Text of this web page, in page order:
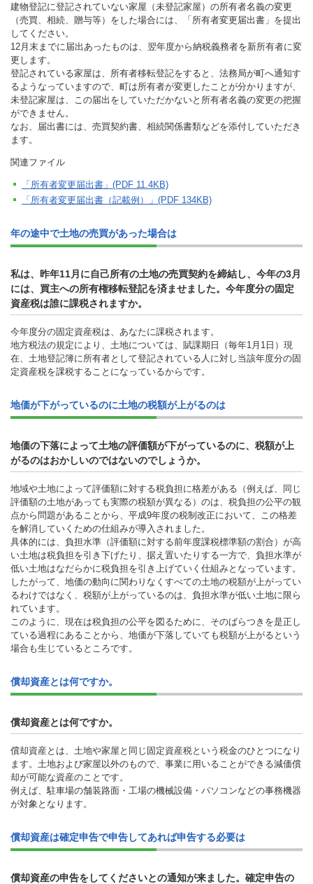
建物登記に登記されていない家屋（未登記家屋）の所有者名義の変更
（売買、相続、贈与等）をした場合には、「所有者変更届出書」を提出
してください。
12月末までに届出あったものは、翌年度から納税義務者を新所有者に変
更します。
登記されている家屋は、所有者移転登記をすると、法務局が町へ通知す
るようなっていますので、町は所有者が変更したことが分かりますが、
未登記家屋は、この届出をしていただかないと所有者名義の変更の把握
ができません。
なお、届出書には、売買契約書、相続関係書類などを添付していただき
ます。
関連ファイル
「所有者変更届出書」(PDF 11.4KB)
「所有者変更届出書（記載例）」(PDF 134KB)
年の途中で土地の売買があった場合は
私は、昨年11月に自己所有の土地の売買契約を締結し、今年の3月
には、買主への所有権移転登記を済ませました。今年度分の固定
資産税は誰に課税されますか。
今年度分の固定資産税は、あなたに課税されます。
地方税法の規定により、土地については、賦課期日（毎年1月1日）現
在、土地登記簿に所有者として登記されている人に対し当該年度分の固
定資産税を課税することになっているからです。
地価が下がっているのに土地の税額が上がるのは
地価の下落によって土地の評価額が下がっているのに、税額が上
がるのはおかしいのではないのでしょうか。
地域や土地によって評価額に対する税負担に格差がある（例えば、同じ
評価額の土地があっても実際の税額が異なる）のは、税負担の公平の観
点から問題があることから、平成9年度の税制改正において、この格差
を解消していくための仕組みが導入されました。
具体的には、負担水準（評価額に対する前年度課税標準額の割合）が高
い土地は税負担を引き下げたり、据え置いたりする一方で、負担水準が
低い土地はなだらかに税負担を引き上げていく仕組みとなっています。
したがって、地価の動向に関わりなくすべての土地の税額が上がってい
るわけではなく、税額が上がっているのは、負担水準が低い土地に限ら
れています。
このように、現在は税負担の公平を図るために、そのばらつきを是正し
ている過程にあることから、地価が下落していても税額が上がるという
場合も生じているところです。
償却資産とは何ですか。
償却資産とは何ですか。
償却資産とは、土地や家屋と同じ固定資産税という税金のひとつになり
ます。土地および家屋以外のもので、事業に用いることができる減価償
却が可能な資産のことです。
例えば、駐車場の舗装路面・工場の機械設備・パソコンなどの事務機器
が対象となります。
償却資産は確定申告で申告してあれば申告する必要は
償却資産の申告をしてくださいとの通知が来ました。確定申告の